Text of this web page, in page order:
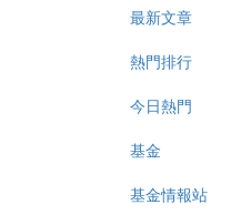
最新文章
熱門排行
今日熱門
基金
基金情報站